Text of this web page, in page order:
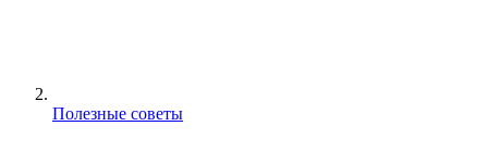
Полезные советы